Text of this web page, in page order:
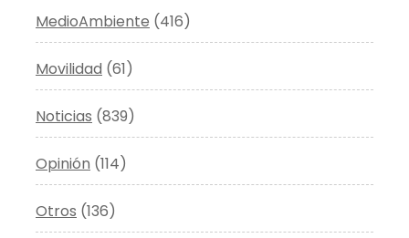
MedioAmbiente (416)
Movilidad (61)
Noticias (839)
Opinión (114)
Otros (136)